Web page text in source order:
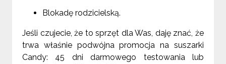
Blokadę rodzicielską.
Jeśli czujecie, że to sprzęt dla Was, daję znać, że
trwa właśnie podwójna promocja na suszarki
Candy: 45 dni darmowego testowania lub